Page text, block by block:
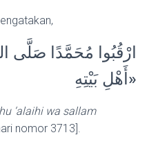
أَهْلِ بَيْتِهِ»
‘alaihi wa sallam
nomor 3713].